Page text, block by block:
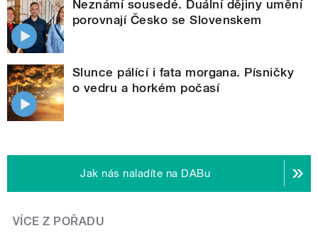
Neznámí sousedé. Duální dějiny umění
porovnají Česko se Slovenskem
Slunce pálící i fata morgana. Písničky
o vedru a horkém počasí
Jak nás naladíte na DABu
VÍCE Z POŘADU